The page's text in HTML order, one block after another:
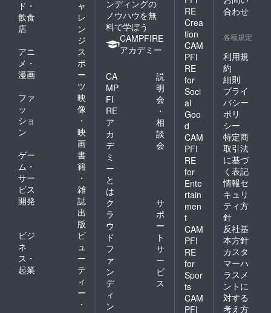
ド・
飲食
店
ャ
レ
ン
ジ
アニ
メ・
漫画
ス
ポ
ー
ツ
ファ
ッ
ショ
ン
映
像
・
映
画
ゲー
ム・
サー
ビス
開発
書
籍
・
雑
誌
出
版
ビジ
ネ
ス・
起業
ビ
ュ
ー
テ
ィ
ー
・
ンディングの
ノウハウを無
料で学ぼう
CAMPFIRE
アカデミー
CA
MP
FI
RE
ア
カ
デ
ミ
ー
と
は
説
明
会
・
相
談
会
ク
ラ
ウ
ド
フ
ァ
ン
デ
ィ
ン
サ
ポ
ー
ト
サ
ー
ビ
ス
RE
Crea
tion
CAM
PFI
RE
for
Soci
al
Goo
d
CAM
PFI
RE
for
Ente
rtain
men
t
CAM
PFI
RE
for
Spor
ts
CAM
PFI
合わせ
各種規定
利用規
約
細則
プライ
バシー
ポリ
シー
特定商
取引法
に基づ
く表記
情報セ
キュリ
ティ方
針
反社基
本方針
カスタ
マーハ
ラスメ
ントに
対する
考え方